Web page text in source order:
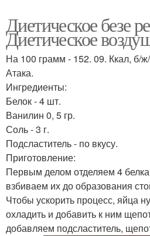
Диетическое безе
Диетическое
На 100 грамм - 152. 09. Ккал, б/
Атака.
Ингредиенты:
Белок - 4 шт.
Ванилин 0, 5 гр.
Соль - 3 г.
Подсластитель - по вкусу.
Приготовление:
Первым делом отделяем 4
взбиваем их до образования
Чтобы ускорить процесс, яйца
охладить и добавить к ним
добавляем подсластитель,